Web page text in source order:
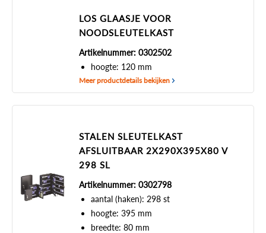
LOS GLAASJE VOOR
NOODSLEUTELKAST
Artikelnummer: 0302502
hoogte: 120 mm
Meer productdetails bekijken
STALEN SLEUTELKAST
AFSLUITBAAR 2X290X395X80 V
298 SL
Artikelnummer: 0302798
aantal (haken): 298 st
hoogte: 395 mm
breedte: 80 mm